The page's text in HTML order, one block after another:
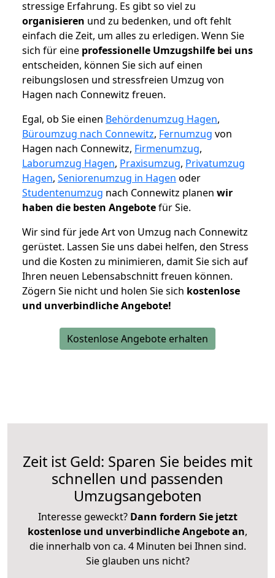
stressige Erfahrung. Es gibt so viel zu
organisieren und zu bedenken, und oft fehlt
einfach die Zeit, um alles zu erledigen. Wenn Sie
sich für eine professionelle Umzugshilfe bei uns
entscheiden, können Sie sich auf einen
reibungslosen und stressfreien Umzug von
Hagen nach Connewitz freuen.
Egal, ob Sie einen Behördenumzug Hagen,
Büroumzug nach Connewitz, Fernumzug von
Hagen nach Connewitz, Firmenumzug,
Laborumzug Hagen, Praxisumzug, Privatumzug
Hagen, Seniorenumzug in Hagen oder
Studentenumzug nach Connewitz planen wir
haben die besten Angebotefür Sie.
Wir sind für jede Art von Umzug nach Connewitz
gerüstet. Lassen Sie uns dabei helfen, den Stress
und die Kosten zu minimieren, damit Sie sich auf
Ihren neuen Lebensabschnitt freuen können.
Zögern Sie nicht und holen Sie sich kostenlose
und unverbindliche Angebote!
Kostenlose Angebote erhalten
Zeit ist Geld: Sparen Sie beides mit
schnellen und passenden
Umzugsangeboten
Interesse geweckt? Dann fordern Sie jetzt
kostenlose und unverbindliche Angebote an,
die innerhalb von ca. 4 Minuten bei Ihnen sind.
Sie glauben uns nicht?